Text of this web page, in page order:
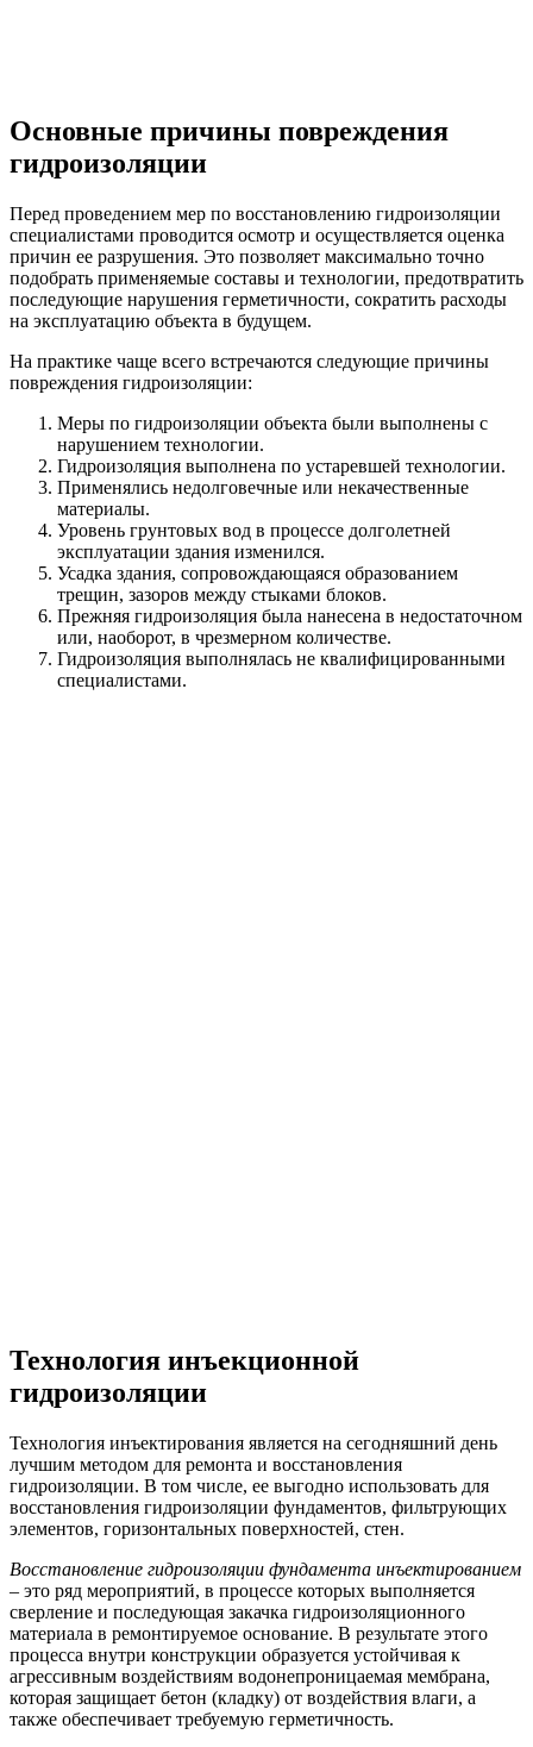
Основные причины повреждения
гидроизоляции
Перед проведением мер по восстановлению гидроизоляции
специалистами проводится осмотр и осуществляется оценка
причин ее разрушения. Это позволяет максимально точно
подобрать применяемые составы и технологии, предотвратить
последующие нарушения герметичности, сократить расходы
на эксплуатацию объекта в будущем.
На практике чаще всего встречаются следующие причины
повреждения гидроизоляции:
Меры по гидроизоляции объекта были выполнены с
нарушением технологии.
Гидроизоляция выполнена по устаревшей технологии.
Применялись недолговечные или некачественные
материалы.
Уровень грунтовых вод в процессе долголетней
эксплуатации здания изменился.
Усадка здания, сопровождающаяся образованием
трещин, зазоров между стыками блоков.
Прежняя гидроизоляция была нанесена в недостаточном
или, наоборот, в чрезмерном количестве.
Гидроизоляция выполнялась не квалифицированными
специалистами.
Технология инъекционной
гидроизоляции
Технология инъектирования является на сегодняшний день
лучшим методом для ремонта и восстановления
гидроизоляции. В том числе, ее выгодно использовать для
восстановления гидроизоляции фундаментов, фильтрующих
элементов, горизонтальных поверхностей, стен.
Восстановление гидроизоляции фундамента инъектированием
– это ряд мероприятий, в процессе которых выполняется
сверление и последующая закачка гидроизоляционного
материала в ремонтируемое основание. В результате этого
процесса внутри конструкции образуется устойчивая к
агрессивным воздействиям водонепроницаемая мембрана,
которая защищает бетон (кладку) от воздействия влаги, а
также обеспечивает требуемую герметичность.